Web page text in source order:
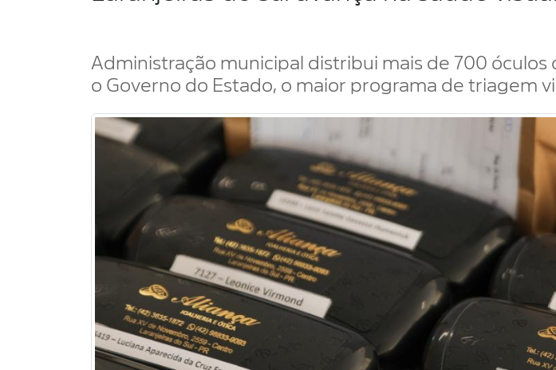
Administração municipal distribui mais de 700
o Governo do Estado, o maior programa de triagem